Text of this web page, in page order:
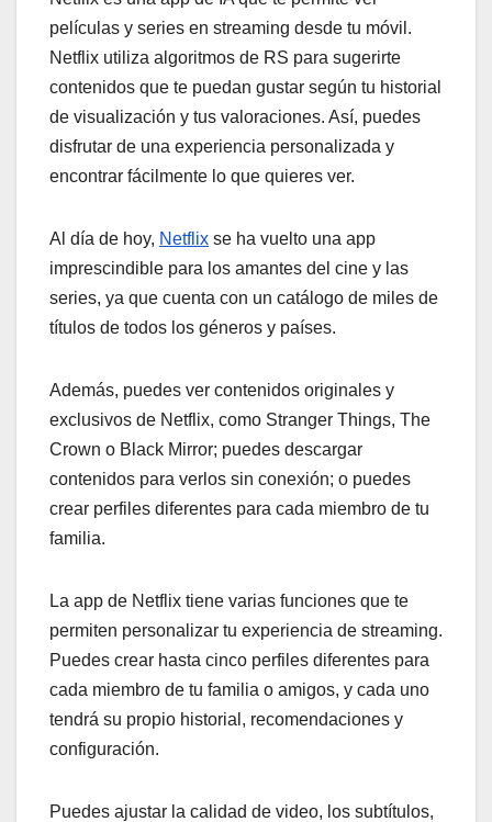
películas y series en streaming desde tu móvil.
Netflix utiliza algoritmos de RS para sugerirte
contenidos que te puedan gustar según tu historial
de visualización y tus valoraciones. Así, puedes
disfrutar de una experiencia personalizada y
encontrar fácilmente lo que quieres ver.
Al día de hoy, Netflix se ha vuelto una app
imprescindible para los amantes del cine y las
series, ya que cuenta con un catálogo de miles de
títulos de todos los géneros y países.
Además, puedes ver contenidos originales y
exclusivos de Netflix, como Stranger Things, The
Crown o Black Mirror; puedes descargar
contenidos para verlos sin conexión; o puedes
crear perfiles diferentes para cada miembro de tu
familia.
La app de Netflix tiene varias funciones que te
permiten personalizar tu experiencia de streaming.
Puedes crear hasta cinco perfiles diferentes para
cada miembro de tu familia o amigos, y cada uno
tendrá su propio historial, recomendaciones y
configuración.
Puedes ajustar la calidad de video, los subtítulos,